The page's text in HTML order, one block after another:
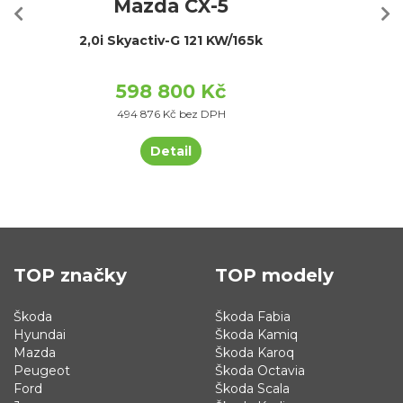
Mazda CX-5
2,0i Skyactiv-G 121 KW/165k
598 800 Kč
494 876 Kč bez DPH
Detail
TOP značky
Škoda
Hyundai
Mazda
Peugeot
Ford
TOP modely
Škoda Fabia
Škoda Kamiq
Škoda Karoq
Škoda Octavia
Škoda Scala